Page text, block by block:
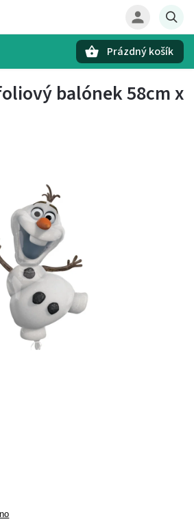
Prázdný košík
balónek 58cm x